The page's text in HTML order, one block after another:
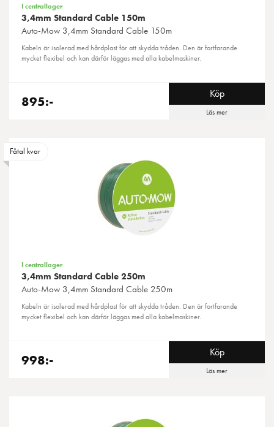
I centrallager
3,4mm Standard Cable 150m
Auto-Mow 3,4mm Standard Cable 150m
Kabeln är isolerad med hårdplast för att skydda tråden. Den är fortfarande
mycket flexibel och kan därför läggas med alla kabelmaskiner.
895:- Köp
Läs mer
Fåtal kvar
I centrallager
3,4mm Standard Cable 250m
Auto-Mow 3,4mm Standard Cable 250m
Kabeln är isolerad med hårdplast för att skydda tråden. Den är fortfarande
mycket flexibel och kan därför läggas med alla kabelmaskiner.
998:- Köp
Läs mer